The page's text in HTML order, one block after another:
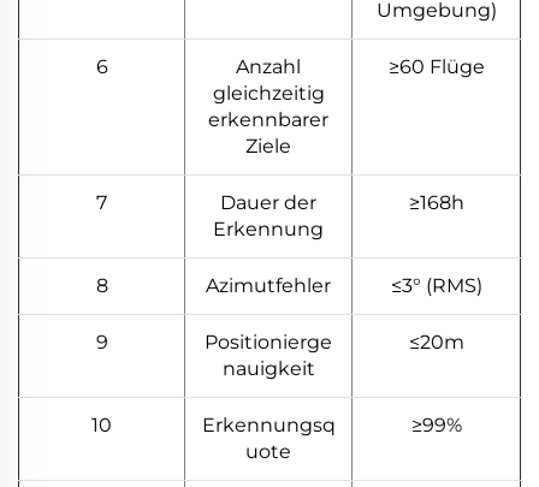
Umgebung)
6
Anzahl
gleichzeitig
erkennbarer
Ziele
≥60 Flüge
7
Dauer der
Erkennung
≥168h
8 Azimutfehler ≤3° (RMS)
9
Positionierge
nauigkeit
≤20m
10
Erkennungsq
uote
≥99%